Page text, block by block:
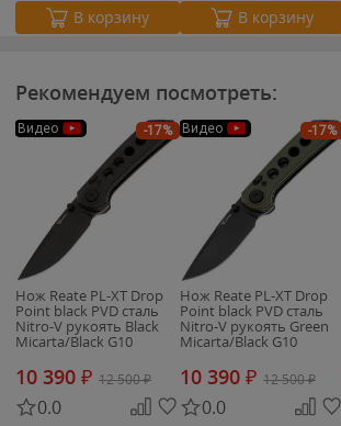
В корзину В корзину
Рекомендуем посмотреть:
-17%
Видео
Нож Reate PL-XT Drop
Point black PVD сталь
Nitro-V рукоять Black
Micarta/Black G10
10 390 ₽ 12 500₽
0.0
-17%
Видео
Нож Reate PL-XT Drop
Point black PVD сталь
Nitro-V рукоять Green
Micarta/Black G10
10 390 ₽ 12 500₽
0.0